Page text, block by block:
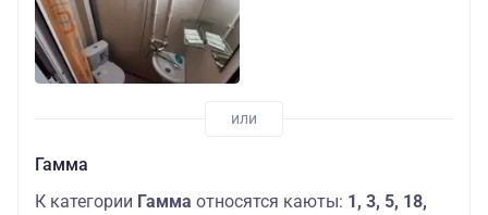
Гамма
К категории Гамма относятся каюты: 1, 3, 5, 18,